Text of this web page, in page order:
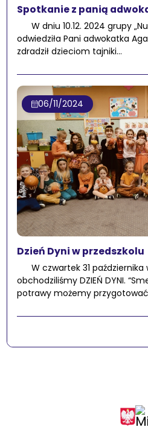
Spotkanie z panią
W dniu 10.12. 2024 grupy
odwiedziła Pani adwokatka
zdradził dzieciom tajniki…
06/11/2024
Dzień Dyni w przedszkolu
W czwartek 31 października
obchodziliśmy DZIEŃ DYNI.
potrawy możemy